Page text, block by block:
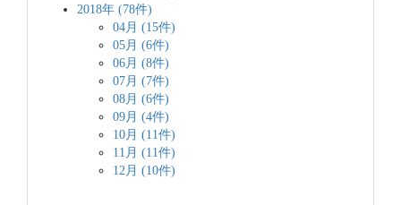
2018年 (78件)
04月 (15件)
05月 (6件)
06月 (8件)
07月 (7件)
08月 (6件)
09月 (4件)
10月 (11件)
11月 (11件)
12月 (10件)